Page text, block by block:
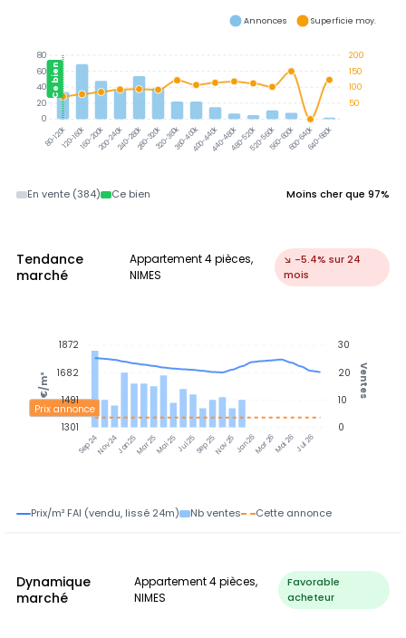
80-120k120-160k160-200k200-240k240-280k280-320k320-360k360-400k400-440k440-480k480-520k520-560k560-600k600-640k640-680k
Ce bien
200
150
100
50
80
60
40
20
0
Annonces Superficie moy.
En vente (384) Ce bien Moins cher que 97%
Tendance
marché
Appartement 4 pièces,
NIMES
↘ -5.4% sur 24
mois
Sep 24Nov 24Jan 25Mar 25Mai 25Jul 25Sep 25Nov 25Jan 26Mar 26Mai 26Jul 26
Prix annonce
30
20
10
0
Ventes
1872
1682
1491
1301
€/m²
Prix/m² FAI (vendu, lissé 24m) Nb ventes Cette annonce
Dynamique
marché
Appartement 4 pièces,
NIMES
Favorable
acheteur